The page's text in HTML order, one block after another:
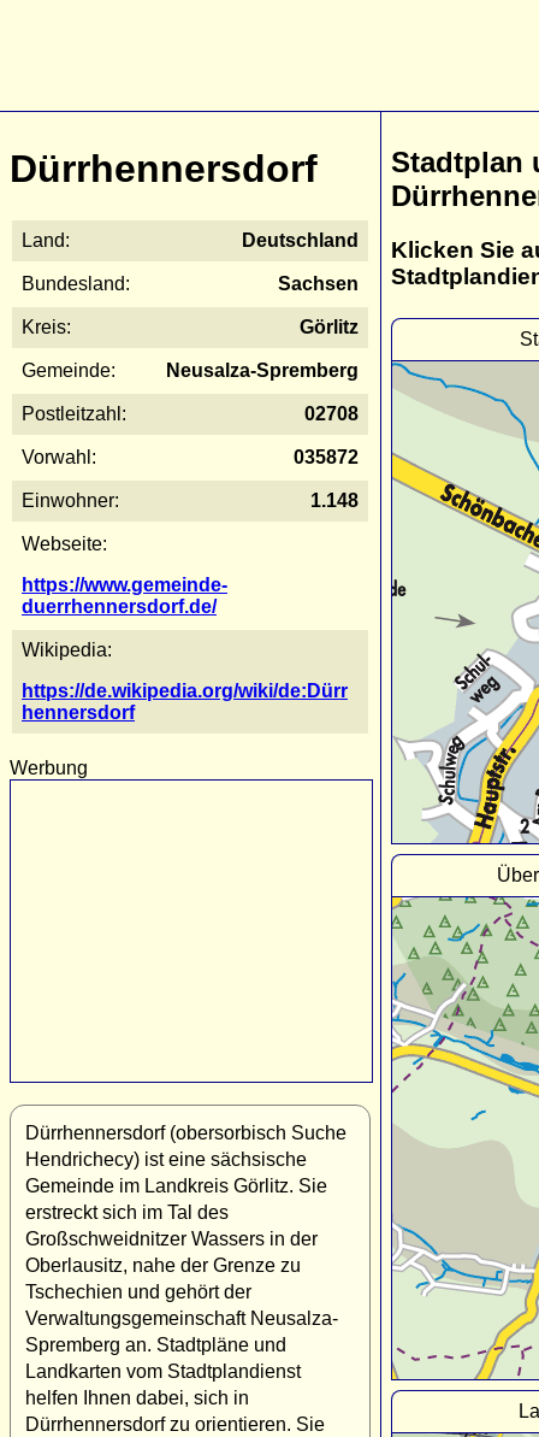
Dürrhennersdorf
Land: Deutschland
Bundesland: Sachsen
Kreis: Görlitz
Gemeinde: Neusalza-Spremberg
Postleitzahl: 02708
Vorwahl: 035872
Einwohner: 1.148
Webseite:
https://www.gemeinde-
duerrhennersdorf.de/
Wikipedia:
https://de.wikipedia.org/wiki/de:Dürr
hennersdorf
Werbung
Dürrhennersdorf (obersorbisch Suche
Hendrichecy) ist eine sächsische
Gemeinde im Landkreis Görlitz. Sie
erstreckt sich im Tal des
Großschweidnitzer Wassers in der
Oberlausitz, nahe der Grenze zu
Tschechien und gehört der
Verwaltungsgemeinschaft Neusalza-
Spremberg an. Stadtpläne und
Landkarten vom Stadtplandienst
helfen Ihnen dabei, sich in
Dürrhennersdorf zu orientieren. Sie
Stadtplan
Klicken Sie